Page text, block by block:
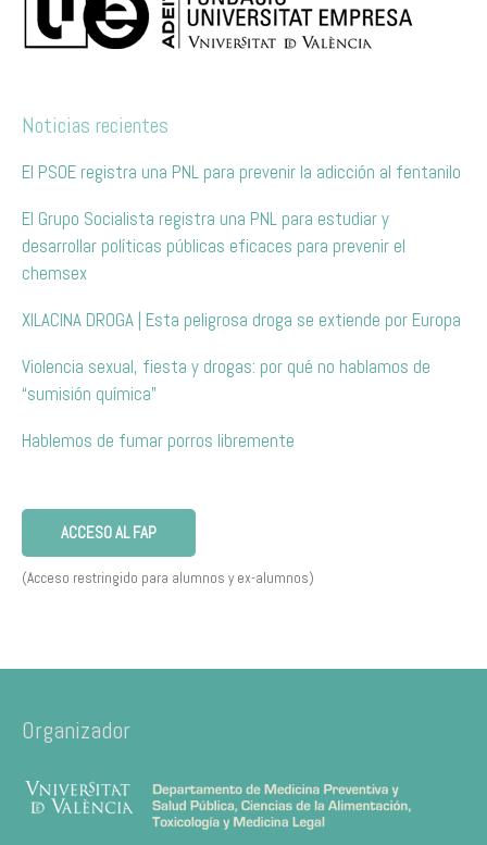
Noticias recientes
El PSOE registra una PNL para prevenir la adicción al fentanilo
El Grupo Socialista registra una PNL para estudiar y
desarrollar políticas públicas eficaces para prevenir el
chemsex
XILACINA DROGA | Esta peligrosa droga se extiende por Europa
Violencia sexual, fiesta y drogas: por qué no hablamos de
“sumisión química”
Hablemos de fumar porros libremente
ACCESO AL FAP
(Acceso restringido para alumnos y ex-alumnos)
Organizador